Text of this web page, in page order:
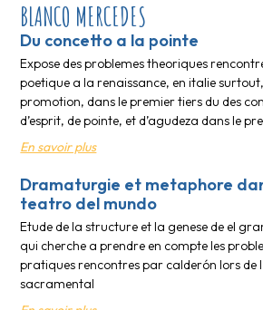
BLANCO MERCEDES
Du concetto a la pointe
Expose des problemes theoriques
poetique a la renaissance, en italie
promotion, dans le premier tiers du des
d’esprit, de pointe, et d’agudeza dans le
En savoir plus
Dramaturgie et metaphore
teatro del mundo
Etude de la structure et la genese de el
qui cherche a prendre en compte les
pratiques rencontres par calderón lors de
sacramental